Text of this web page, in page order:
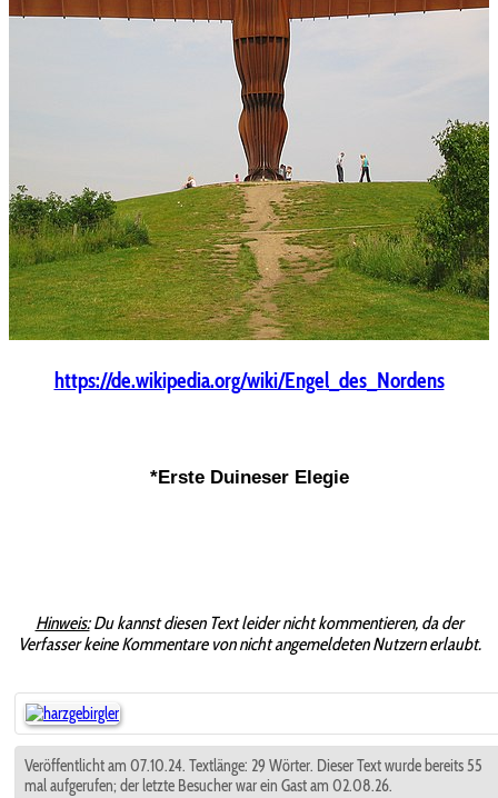
https://de.wikipedia.org/wiki/Engel_des_Nordens
*Erste Duineser Elegie
Hinweis:Du kannst diesen Text leider nicht kommentieren, da der
Verfasser keine Kommentare von nicht angemeldeten Nutzern erlaubt.
Veröffentlicht am 07.10.24. Textlänge: 29 Wörter. Dieser Text wurde bereits 55
mal aufgerufen; der letzte Besucher war ein Gast am 02.08.26.